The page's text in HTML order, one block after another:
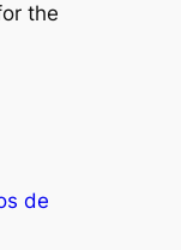
the
de